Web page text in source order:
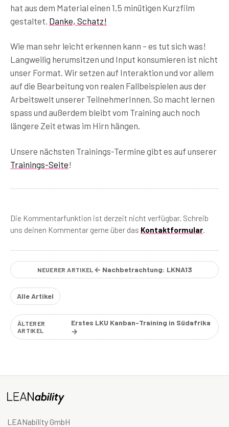
hat aus dem Material einen 1,5 minütigen Kurzfilm
gestaltet. Danke, Schatz!
Wie man sehr leicht erkennen kann – es tut sich was!
Langweilig herumsitzen und Input konsumieren ist nicht
unser Format. Wir setzen auf Interaktion und vor allem
auf die Bearbeitung von realen Fallbeispielen aus der
Arbeitswelt unserer TeilnehmerInnen. So macht lernen
spass und außerdem bleibt vom Training auch noch
längere Zeit etwas im Hirn hängen.
Unsere nächsten Trainings-Termine gibt es auf unserer
Trainings-Seite!
Die Kommentarfunktion ist derzeit nicht verfügbar. Schreib
uns deinen Kommentar gerne über das Kontaktformular.
NEUERER ARTIKEL ← Nachbetrachtung: LKNA13
Alle Artikel
ÄLTERER
ARTIKEL
Erstes LKU Kanban-Training in Südafrika
→
LEANability GmbH